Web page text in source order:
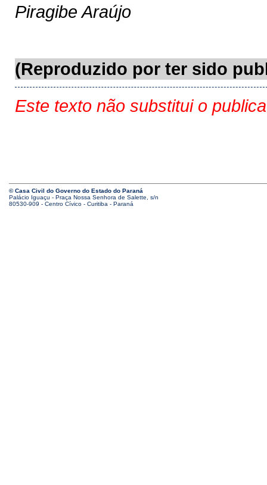
Piragibe Araújo
(Reproduzido por ter sido
Este texto não substitui o
© Casa Civil do Governo do Estado do Paraná
Palácio Iguaçu - Praça Nossa Senhora de Salette, s/n
80530-909 - Centro Cívico - Curitiba - Paraná